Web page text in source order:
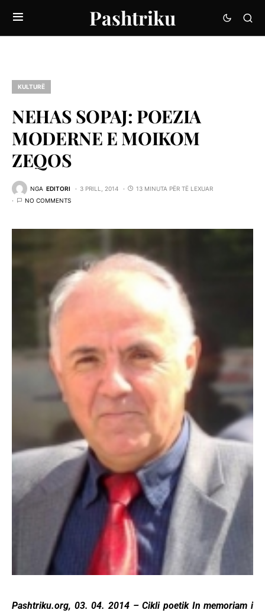
Pashtriku
KULTURË
NEHAS SOPAJ: POEZIA
MODERNE E MOIKOM
ZEQOS
NGA EDITORI 3 PRILL, 2014
13 MINUTA PËR TË LEXUAR
NO COMMENTS
Pashtriku.org, 03. 04. 2014 – Cikli poetik In memoriam i